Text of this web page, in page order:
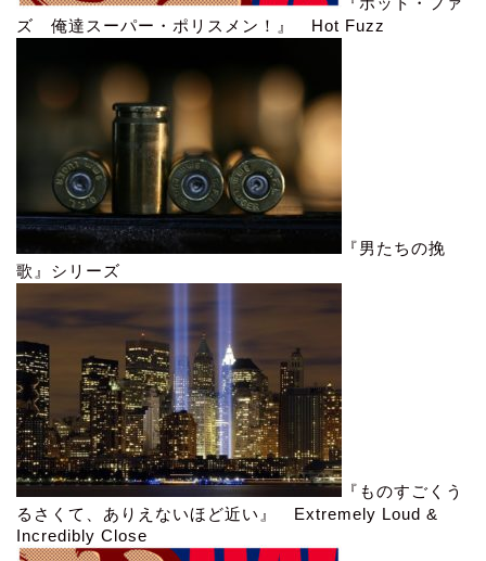
ズ 俺達スーパー・ポリスメン！』 Hot Fuzz
『男たちの挽
歌』シリーズ
『ものすごくう
るさくて、ありえないほど近い』 Extremely Loud &
Incredibly Close